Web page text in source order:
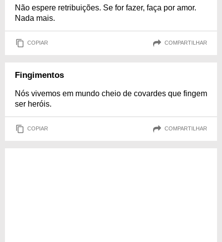
Não espere retribuições. Se for fazer, faça por amor.
Nada mais.
COPIAR COMPARTILHAR
Fingimentos
Nós vivemos em mundo cheio de covardes que fingem
ser heróis.
COPIAR COMPARTILHAR